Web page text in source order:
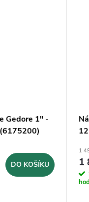
Gedore 1" -
DO KOŠÍKU
1
1